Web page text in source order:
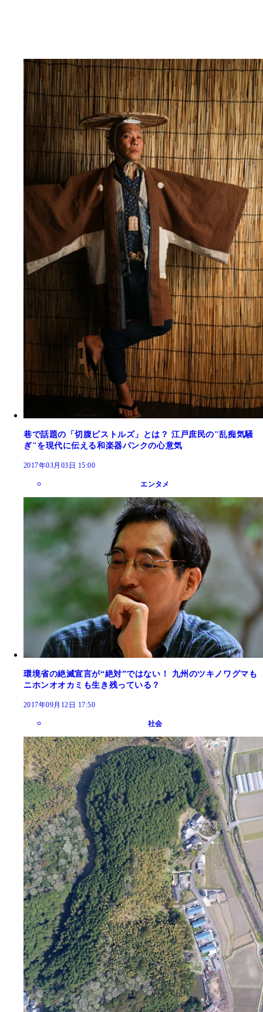
巷で話題の「切腹ピストルズ」とは？ 江戸庶民の"乱痴気騒
ぎ"を現代に伝える和楽器パンクの心意気
2017年03月03日 15:00
エンタメ
環境省の絶滅宣言が“絶対”ではない！ 九州のツキノワグマも
ニホンオオカミも生き残っている？
2017年09月12日 17:50
社会